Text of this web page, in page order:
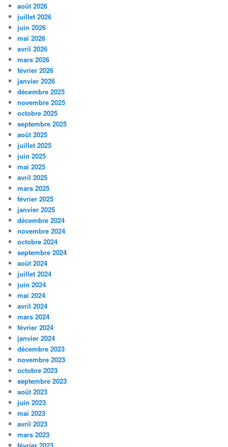
août 2026
juillet 2026
juin 2026
mai 2026
avril 2026
mars 2026
février 2026
janvier 2026
décembre 2025
novembre 2025
octobre 2025
septembre 2025
août 2025
juillet 2025
juin 2025
mai 2025
avril 2025
mars 2025
février 2025
janvier 2025
décembre 2024
novembre 2024
octobre 2024
septembre 2024
août 2024
juillet 2024
juin 2024
mai 2024
avril 2024
mars 2024
février 2024
janvier 2024
décembre 2023
novembre 2023
octobre 2023
septembre 2023
août 2023
juin 2023
mai 2023
avril 2023
mars 2023